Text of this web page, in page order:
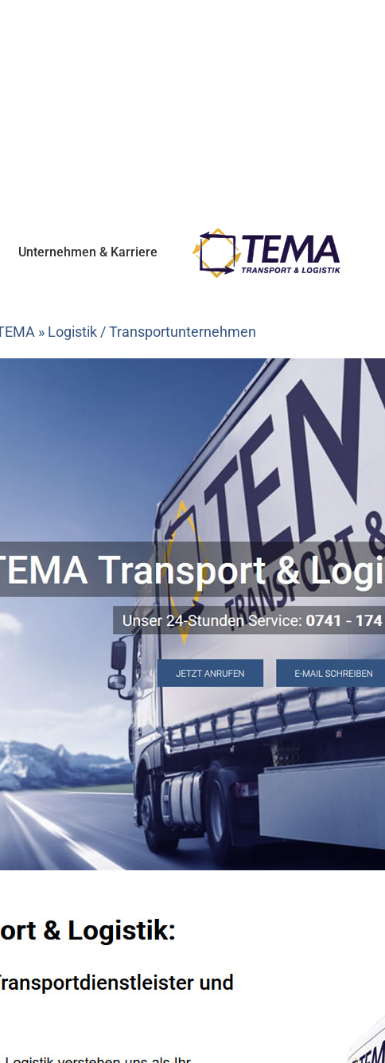
Unternehmen & Karriere
» Logistik / Transportunternehmen